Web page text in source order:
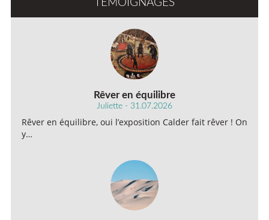
TÉMOIGNAGES
Rêver en équilibre
Juliette - 31.07.2026
Rêver en équilibre, oui l’exposition Calder fait rêver ! On
y…